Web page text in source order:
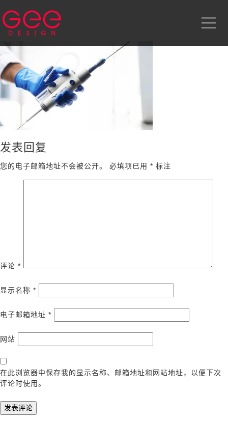
发表回复
您的电子邮箱地址不会被公开。 必填项已用 * 标注
评论 *
显示名称 *
电子邮箱地址 *
网站
在此浏览器中保存我的显示名称、邮箱地址和网站地址，以便下次
评论时使用。